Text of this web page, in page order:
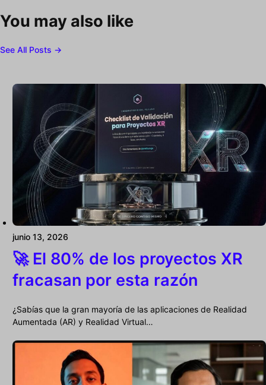
You may also like
See All Posts →
junio 13, 2026
🚀 El 80% de los proyectos XR
fracasan por esta razón
¿Sabías que la gran mayoría de las aplicaciones de Realidad
Aumentada (AR) y Realidad Virtual…